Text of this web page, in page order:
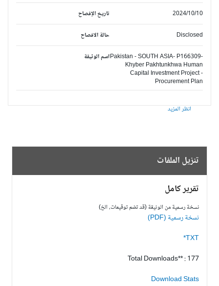
تاريخ الإفصاح
2024/10/10
حالة الافصاح Disclosed
اسم الوثيقةPakistan - SOUTH ASIA- P166309-
Khyber Pakhtunkhwa Human
Capital Investment Project -
Procurement Plan
انظر المزيد
تنزيل الملفات
تقرير كامل
نسخة رسمية من الوثيقة (قد تضم توقيعات، الخ)
نسخة رسمية (PDF)
TXT*
Total Downloads** : 177
Download Stats